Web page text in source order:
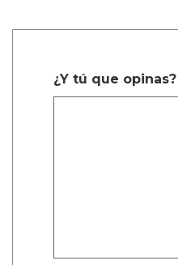
¿Y tú que opinas?